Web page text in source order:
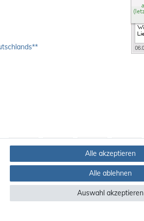
Länder finden Siehier
Alle akzeptieren
Alle ablehnen
Auswahl akzeptieren